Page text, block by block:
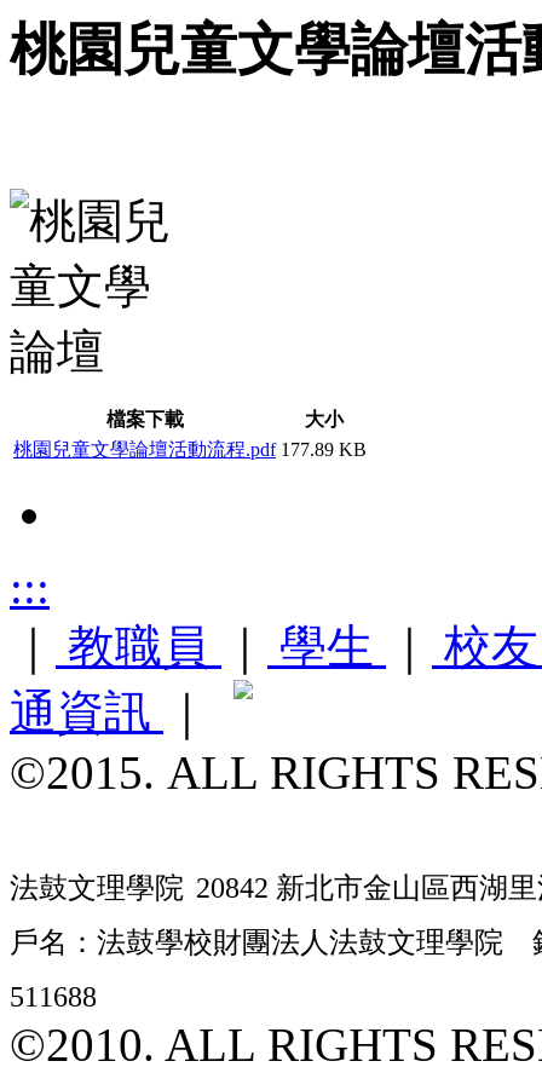
桃園兒童文學論壇活
檔案下載
大小
桃園兒童文學論壇活動流程.pdf 177.89 KB
:::
教職員 學生
校
通資訊
©2015. ALL RIGHTS
法鼓文理學院 20842 新北市金山區西湖
戶名：法鼓學校財團法人法鼓文理學院
511688
©2010. ALL RIGHTS